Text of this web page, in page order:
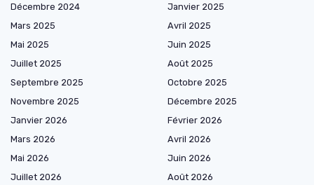
Décembre 2024
Janvier 2025
Mars 2025
Avril 2025
Mai 2025
Juin 2025
Juillet 2025
Août 2025
Septembre 2025
Octobre 2025
Novembre 2025
Décembre 2025
Janvier 2026
Février 2026
Mars 2026
Avril 2026
Mai 2026
Juin 2026
Juillet 2026
Août 2026